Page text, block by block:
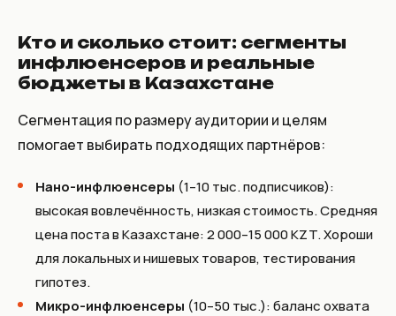
Кто и сколько стоит: сегменты
инфлюенсеров и реальные
бюджеты в Казахстане
Сегментация по размеру аудитории и целям
помогает выбирать подходящих партнёров:
Нано-инфлюенсеры (1–10 тыс. подписчиков):
высокая вовлечённость, низкая стоимость. Средняя
цена поста в Казахстане: 2 000–15 000 KZT. Хороши
для локальных и нишевых товаров, тестирования
гипотез.
Микро-инфлюенсеры (10–50 тыс.): баланс охвата